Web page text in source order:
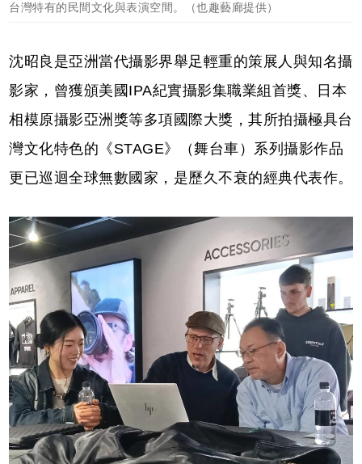
台灣特有的民間文化與表演空間。（也趣藝廊提供）
沈昭良是亞洲當代攝影界舉足輕重的策展人與知名攝
影家，曾獲頒美國IPA紀實攝影集職業組首獎、日本
相模原攝影亞洲獎等多項國際大獎，其所拍攝極具台
灣文化特色的《STAGE》（舞台車）系列攝影作品
更已巡迴全球無數國家，是歷久不衰的經典代表作。